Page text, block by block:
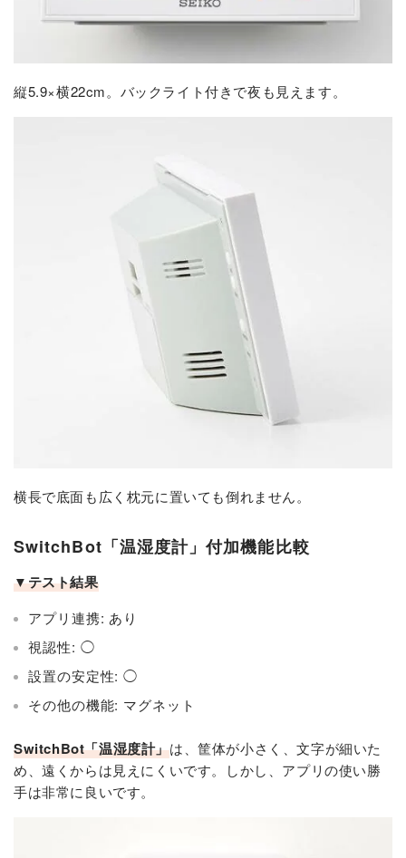
縦5.9×横22cm。バックライト付きで夜も見えます。
横長で底面も広く枕元に置いても倒れません。
SwitchBot「温湿度計」付加機能比較
▼テスト結果
アプリ連携: あり
視認性: ◯
設置の安定性: ◯
その他の機能: マグネット
SwitchBot「温湿度計」は、筐体が小さく、文字が細いた
め、遠くからは見えにくいです。しかし、アプリの使い勝
手は非常に良いです。